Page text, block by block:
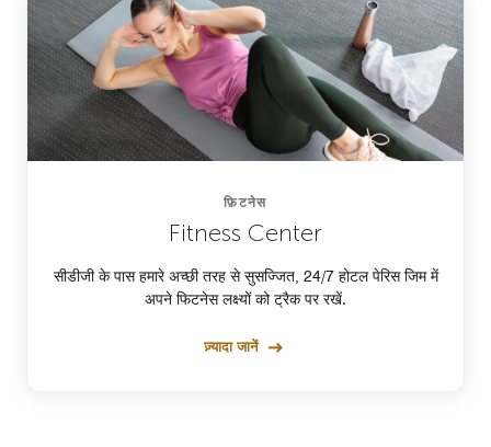
फ़िटनेस
Fitness Center
सीडीजी के पास हमारे अच्छी तरह से सुसज्जित, 24/7 होटल पेरिस जिम में
अपने फिटनेस लक्ष्यों को ट्रैक पर रखें.
ज़्यादा जानें